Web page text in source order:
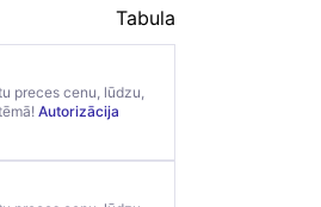
Tabula
preces cenu, lūdzu,
Autorizācija